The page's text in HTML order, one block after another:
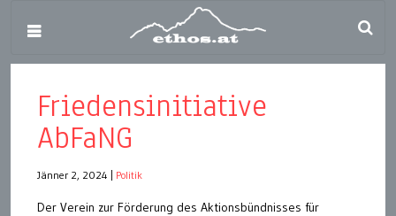
Friedensinitiative
AbFaNG
Jänner 2, 2024 Politik
Der Verein zur Förderung des Aktionsbündnisses für